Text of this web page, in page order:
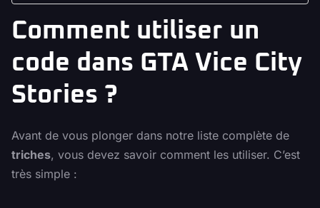
Comment utiliser un
code dans GTA Vice City
Stories ?
Avant de vous plonger dans notre liste complète de
triches, vous devez savoir comment les utiliser. C’est
très simple :